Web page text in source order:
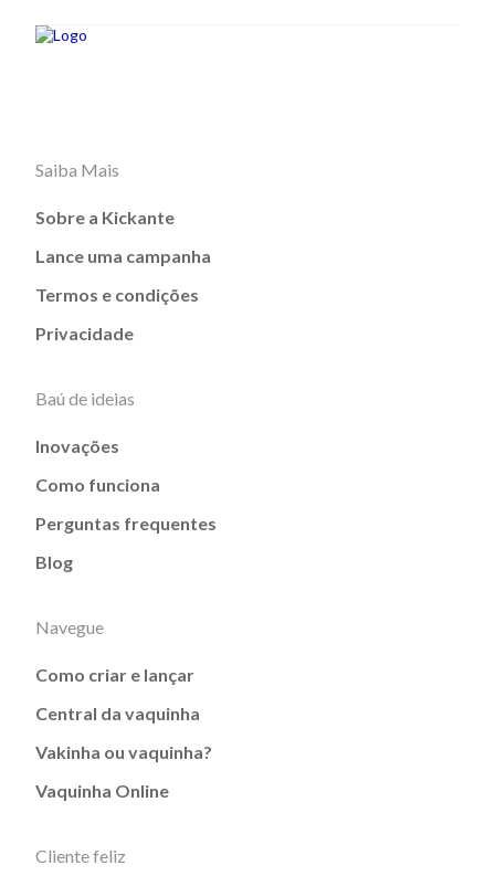
Saiba Mais
Sobre a Kickante
Lance uma campanha
Termos e condições
Privacidade
Baú de ideias
Inovações
Como funciona
Perguntas frequentes
Blog
Navegue
Como criar e lançar
Central da vaquinha
Vakinha ou vaquinha?
Vaquinha Online
Cliente feliz